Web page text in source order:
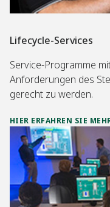
Lifecycle-Services
Service-Programme
Anforderungen des
gerecht zu werden.
HIER ERFAHREN SIE